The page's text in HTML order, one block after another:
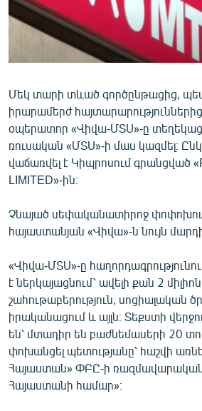
ՄԵԿՆԱԲԱՆՈՒԹՅՈՒՆ
ՏՏ ԵՒ ԻՆՏԵՐՆԵՏ
ԱՐԽԻՎ
ՏԵՍԱՆՅՈՒԹԵՐ
ԲԱՆԱՎԵՃ
ՁԳՏԵԼՈՎ ԼԱՎԱԳՈՒՅՆԻՆ
Հայերեն
English
Русский
ՀԵՏԵՎԵՔ ՄԵԶ
Մեկ տարի տևած գործընթացից,
իրարամերժ
օպերատոր «Վիվա-ՄՏՍ»-ը
ռուսական «ՄՏՍ»-ի մաս կազմել։
վաճառվել է Կիպրոսում գրանցված
LIMITED»-ին։
Չնայած սեփականատիրոջ
հայաստանյան «Վիվա»-ն նույն
«Վիվա-ՄՏՍ»-ը
է ներկայացնում՝ ավելի քան 2
շահութաբերություն, սոցիալական
իրականացում և այլն։ Տեքստի
են՝ մտադիր են բաժնեմասերի 20
փոխանցել պետությանը՝ հաշվի
Հայաստան» ՓԲԸ-ի ռազմավարական
Հայաստանի համար»։